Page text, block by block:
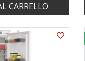
CARRELLO